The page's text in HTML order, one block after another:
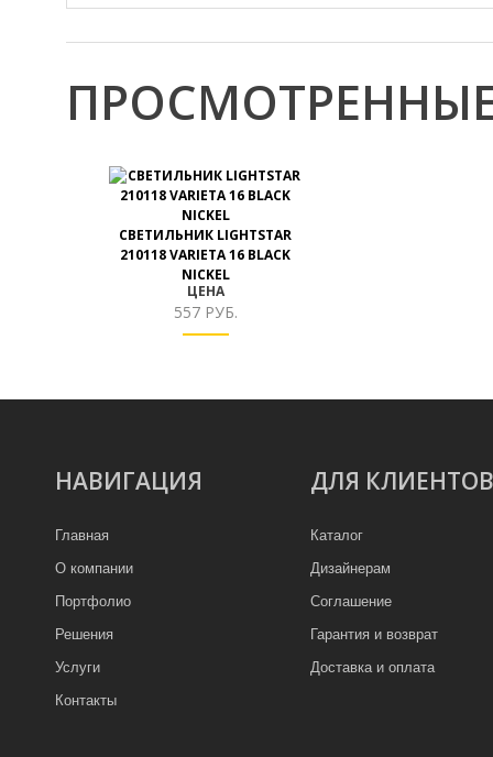
СВЕТИЛЬНИК LIGHTSTAR
210118 VARIETA 16 BLACK
NICKEL
ЦЕНА
557 РУБ.
НАВИГАЦИЯ
Главная
О компании
Портфолио
Решения
Услуги
Контакты
ДЛЯ КЛИЕНТОВ
Каталог
Дизайнерам
Соглашение
Гарантия и возврат
Доставка и оплата